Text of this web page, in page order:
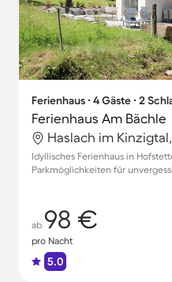
Ferienhaus ∙ 4 Gäste ∙ 2
Ferienhaus Am Bächle
Idyllisches Ferienhaus in
Parkmöglichkeiten für
ab 98 €
pro Nacht
5.0